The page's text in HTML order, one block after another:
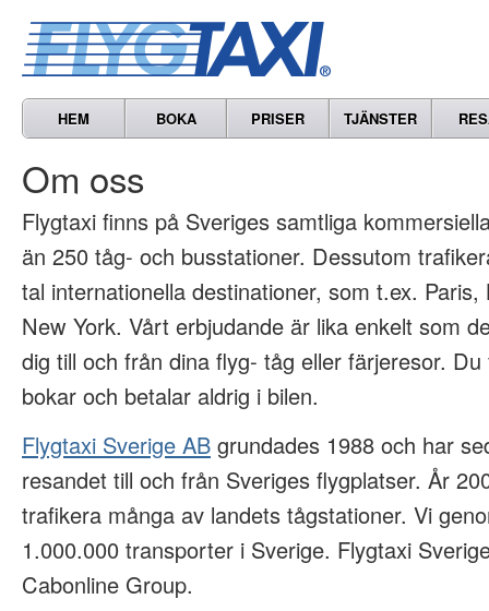
HEM BOKA PRISER TJÄNSTER
Om oss
Flygtaxi finns på Sveriges samtliga
än 250 tåg- och busstationer. Dessutom
tal internationella destinationer, som t.ex.
New York. Vårt erbjudande är lika enkelt som
dig till och från dina flyg- tåg eller färjeresor.
bokar och betalar aldrig i bilen.
Flygtaxi Sverige AB grundades 1988 och har
resandet till och från Sveriges flygplatser. År
trafikera många av landets tågstationer. Vi
1.000.000 transporter i Sverige. Flygtaxi
Cabonline Group.